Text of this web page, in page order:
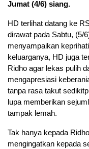
Jumat (4/6) siang.
HD terlihat datang ke
dirawat pada Sabtu, (5/
menyampaikan
keluarganya, HD juga
Ridho agar lekas pulih
mengapresiasi
tanpa rasa takut
lupa memberikan
tampak lemah.
Tak hanya kepada
mengingatkan kepada